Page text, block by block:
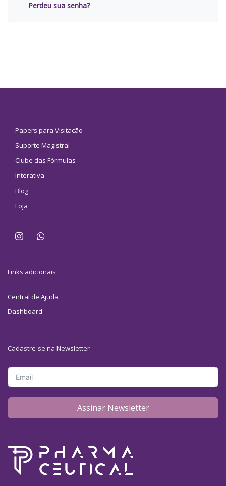
Perdeu sua senha?
Papers para Visitação
Suporte Magistral
Clube das Fórmulas
Interativa
Blog
Loja
Links adicionais
Central de Ajuda
Dashboard
Cadastre-se na Newsletter
Assinar Newsletter